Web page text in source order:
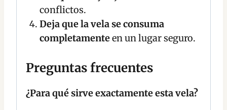
conflictos.
Deja que la vela se consuma
completamenteen un lugar seguro.
Preguntas frecuentes
¿Para qué sirve exactamente esta vela?